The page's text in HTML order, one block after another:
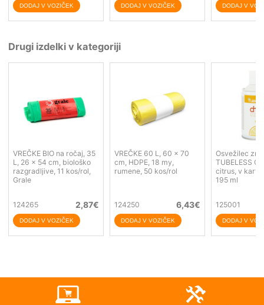
Drugi izdelki v kategoriji
VREČKE BIO na ročaj, 35
L, 26 x 54 cm, biološko
razgradljive, 11 kos/rol,
Grale
124265 2,87€
VREČKE 60 L, 60 x 70
cm, HDPE, 18 my,
rumene, 50 kos/rol
124250 6,43€
Osvežilec
TUBELESS
citrus, v
195 ml
125001